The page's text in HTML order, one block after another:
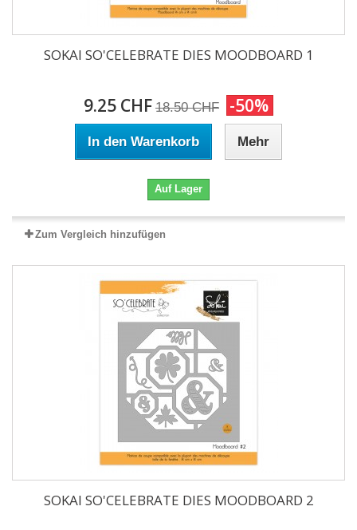
SOKAI SO'CELEBRATE DIES MOODBOARD 1
9.25 CHF 18.50 CHF -50%
In den Warenkorb Mehr
Auf Lager
Zum Vergleich hinzufügen
SOKAI SO'CELEBRATE DIES MOODBOARD 2